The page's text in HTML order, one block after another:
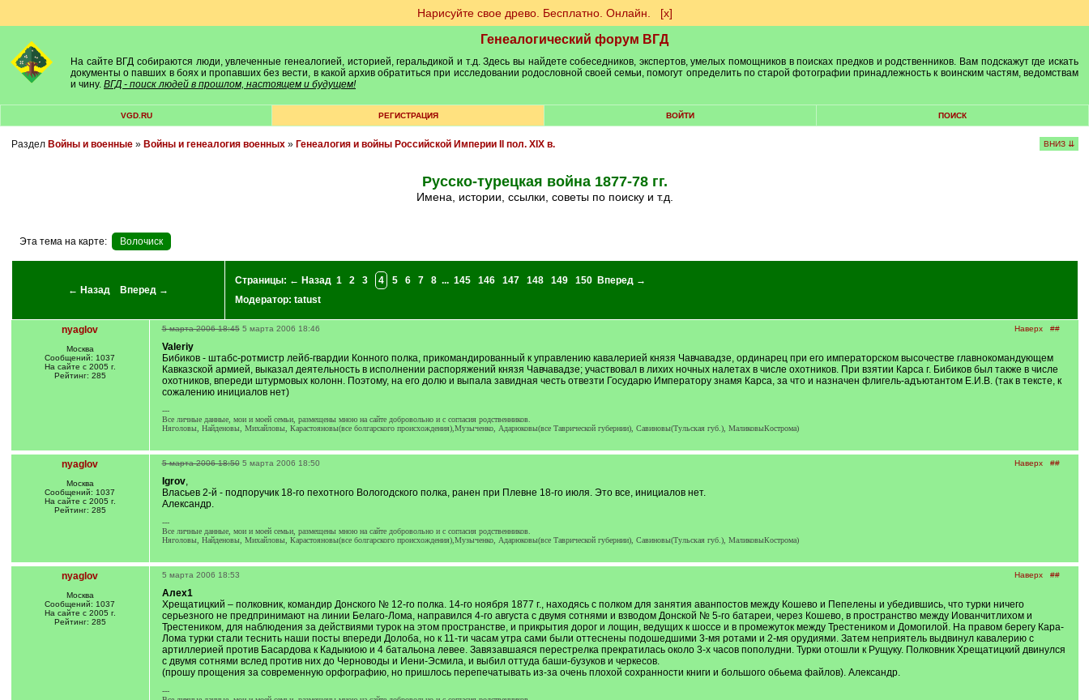
Нарисуйте свое древо. Бесплатно. Онлайн. [х]
Генеалогический форум ВГД
На сайте ВГД собираются люди, увлеченные генеалогией, историей, геральдикой и т.д. Здесь вы найдете собеседников, экспертов, умелых помощников в поисках предков и родственников. Вам подскажут где искать
документы о павших в боях и пропавших без вести, в какой архив обратиться при исследовании родословной своей семьи, помогут определить по старой фотографии принадлежность к воинским частям, ведомствам
и чину. ВГД - поиск людей в прошлом, настоящем и будущем!
VGD.RU РЕГИСТРАЦИЯ ВОЙТИ ПОИСК
Раздел Войны и военные» Войны и генеалогия военных» Генеалогия и войны Российской Империи II пол. XIX в. ВНИЗ ⇊
Русско-турецкая война 1877-78 гг.
имена, истории, ссылки, советы по поиску и т.д.
Эта тема на карте: Волочиск
← Назад Вперед →
Страницы: ← Назад 1 2 3 4 5 6 7 8 ... 145 146 147 148 149 150
Вперед →
Модератор: tatust
nyaglov
Москва
Сообщений: 1037
На сайте с 2005 г.
Рейтинг: 285
Наверх ##
5 марта 2006 18:45 5 марта 2006 18:46
Valeriy
Бибиков - штабс-ротмистр лейб-гвардии Конного полка, прикомандированный к управлению кавалерией князя Чавчавадзе, ординарец при его императорском высочестве главнокомандующем
Кавказской армией, выказал деятельность в исполнении распоряжений князя Чавчавадзе; участвовал в лихих ночных налетах в числе охотников. При взятии Карса г. Бибиков был также в числе
охотников, впереди штурмовых колонн. Поэтому, на его долю и выпала завидная честь отвезти Государю Императору знамя Карса, за что и назначен флигель-адъютантом Е.И.В. (так в тексте, к
сожалению инициалов нет)
---
Все личные данные, мои и моей семьи, размещены мною на сайте добровольно и с согласия родственников.
Няголовы, Найденовы, Михайловы, Карастояновы(все болгарского происхождения),Музыченко, Адарюковы(все Таврической губернии), Савиновы(Тульская губ.), МаликовыКострома)
nyaglov
Москва
Сообщений: 1037
На сайте с 2005 г.
Рейтинг: 285
Наверх ##
5 марта 2006 18:50 5 марта 2006 18:50
Igrov,
Власьев 2-й - подпоручик 18-го пехотного Вологодского полка, ранен при Плевне 18-го июля. Это все, инициалов нет.
Александр.
---
Все личные данные, мои и моей семьи, размещены мною на сайте добровольно и с согласия родственников.
Няголовы, Найденовы, Михайловы, Карастояновы(все болгарского происхождения),Музыченко, Адарюковы(все Таврической губернии), Савиновы(Тульская губ.), МаликовыКострома)
nyaglov
Москва
Сообщений: 1037
На сайте с 2005 г.
Рейтинг: 285
Наверх ##
5 марта 2006 18:53
Алеx1
Хрещатицкий – полковник, командир Донского № 12-го полка. 14-го ноября 1877 г., находясь с полком для занятия аванпостов между Кошево и Пепелены и убедившись, что турки ничего
серьезного не предпринимают на линии Белаго-Лома, направился 4-го августа с двумя сотнями и взводом Донской № 5-го батареи, через Кошево, в пространство между Иованчитлихом и
Трестеником, для наблюдения за действиями турок на этом пространстве, и прикрытия дорог и лощин, ведущих к шоссе и в промежуток между Трестеником и Домогилой. На правом берегу Кара-
Лома турки стали теснить наши посты впереди Долоба, но к 11-ти часам утра сами были оттеснены подошедшими 3-мя ротами и 2-мя орудиями. Затем неприятель выдвинул кавалерию с
артиллерией против Басардова к Кадыкиою и 4 батальона левее. Завязавшаяся перестрелка прекратилась около 3-х часов пополудни. Турки отошли к Рущуку. Полковник Хрещатицкий двинулся
с двумя сотнями вслед против них до Черноводы и Иени-Эсмила, и выбил оттуда баши-бузуков и черкесов.
(прошу прощения за современную орфографию, но пришлось перепечатывать из-за очень плохой сохранности книги и большого обьема файлов). Александр.
---